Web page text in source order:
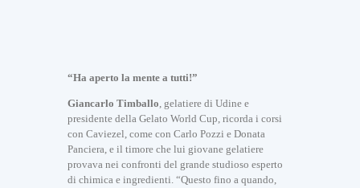
“Ha aperto la mente a tutti!”
Giancarlo Timballo, gelatiere di Udine e
presidente della Gelato World Cup, ricorda i corsi
con Caviezel, come con Carlo Pozzi e Donata
Panciera, e il timore che lui giovane gelatiere
provava nei confronti del grande studioso esperto
di chimica e ingredienti. “Questo fino a quando,